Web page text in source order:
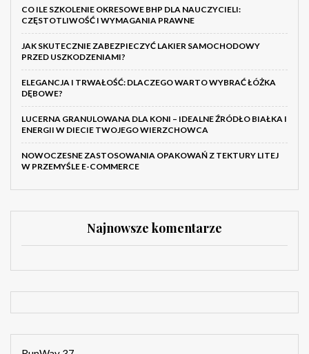
CO ILE SZKOLENIE OKRESOWE BHP DLA NAUCZYCIELI:
CZĘSTOTLIWOŚĆ I WYMAGANIA PRAWNE
JAK SKUTECZNIE ZABEZPIECZYĆ LAKIER SAMOCHODOWY
PRZED USZKODZENIAMI?
ELEGANCJA I TRWAŁOŚĆ: DLACZEGO WARTO WYBRAĆ ŁÓŻKA
DĘBOWE?
LUCERNA GRANULOWANA DLA KONI – IDEALNE ŹRÓDŁO BIAŁKA I
ENERGII W DIECIE TWOJEGO WIERZCHOWCA
NOWOCZESNE ZASTOSOWANIA OPAKOWAŃ Z TEKTURY LITEJ
W PRZEMYŚLE E-COMMERCE
Najnowsze komentarze